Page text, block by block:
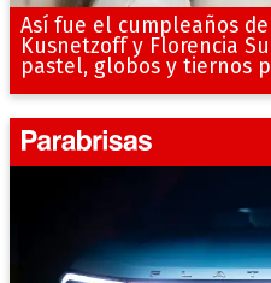
Así fue el cumpleaños
Kusnetzoff y Florencia
pastel, globos y tiernos